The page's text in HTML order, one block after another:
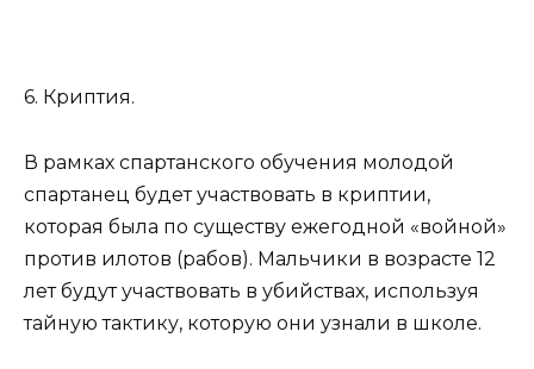
6. Криптия.
В рамках спартанского обучения молодой
спартанец будет участвовать в криптии,
которая была по существу ежегодной «войной»
против илотов (рабов). Мальчики в возрасте 12
лет будут участвовать в убийствах, используя
тайную тактику, которую они узнали в школе.